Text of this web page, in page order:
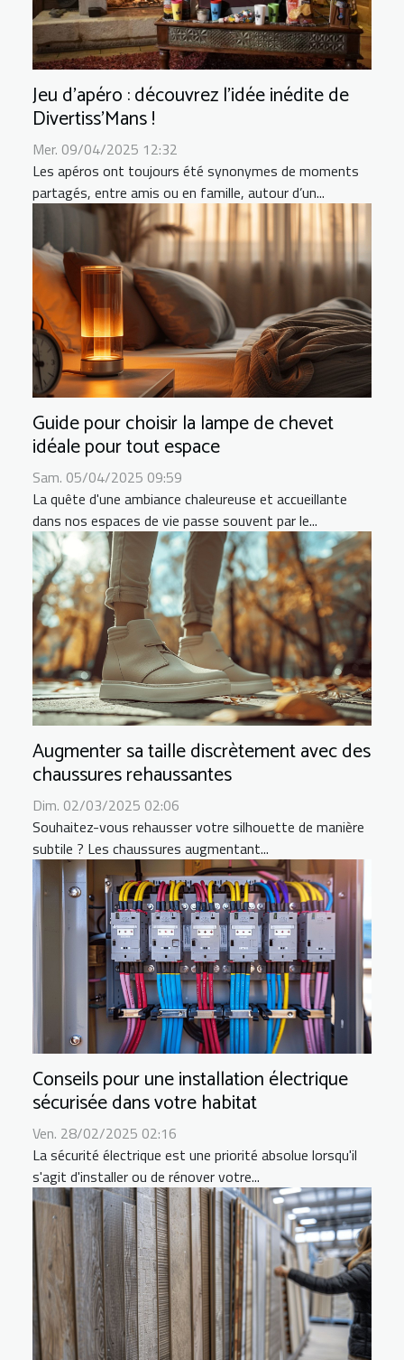
Jeu d’apéro : découvrez l’idée inédite de
Divertiss’Mans !
Mer. 09/04/2025 12:32
Les apéros ont toujours été synonymes de moments
partagés, entre amis ou en famille, autour d’un...
Guide pour choisir la lampe de chevet
idéale pour tout espace
Sam. 05/04/2025 09:59
La quête d'une ambiance chaleureuse et accueillante
dans nos espaces de vie passe souvent par le...
Augmenter sa taille discrètement avec des
chaussures rehaussantes
Dim. 02/03/2025 02:06
Souhaitez-vous rehausser votre silhouette de manière
subtile ? Les chaussures augmentant...
Conseils pour une installation électrique
sécurisée dans votre habitat
Ven. 28/02/2025 02:16
La sécurité électrique est une priorité absolue lorsqu'il
s'agit d'installer ou de rénover votre...